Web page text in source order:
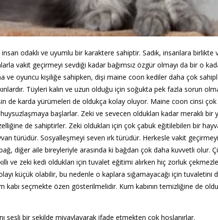
odaklı ve uyumlu bir karaktere sahiptir. Sadık, insanlara birlikte
vakit geçirmeyi sevdiği kadar bağımsız özgür olmayı da bir o
ve oyuncu kişiliğe sahipken, dişi maine coon kediler daha çok
Tüyleri kalın ve uzun olduğu için soğukta pek fazla sorun
de karda yürümeleri de oldukça kolay oluyor. Maine coon cinsi çok
başlarlar. Zeki ve sevecen oldukları kadar meraklı bir
de sahiptirler. Zeki oldukları için çok çabuk eğitilebilen bir
türüdür. Sosyalleşmeyi seven ırk türüdür. Herkesle vakit
diğer aile bireyleriyle arasında ki bağdan çok daha kuvvetli olur.
ve zeki kedi oldukları için tuvalet eğitimi alırken hiç zorluk
küçük olabilir, bu nedenle o kaplara sığamayacağı için tuvaletini
kabı seçmekte özen gösterilmelidir. Kum kabının temizliğine de
sesli bir şekilde miyavlayarak ifade etmekten çok hoşlanırlar.